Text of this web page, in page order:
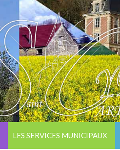
LES SERVICES MUNICIPAUX